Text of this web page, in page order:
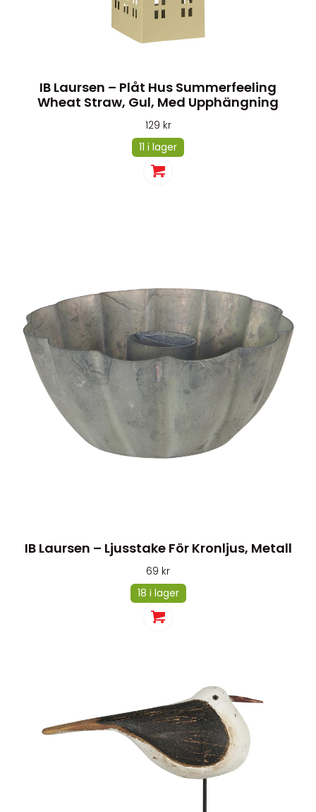
IB Laursen – Plåt Hus Summerfeeling
Wheat Straw, Gul, Med Upphängning
129 kr
11 i lager
IB Laursen – Ljusstake För Kronljus, Metall
69 kr
18 i lager